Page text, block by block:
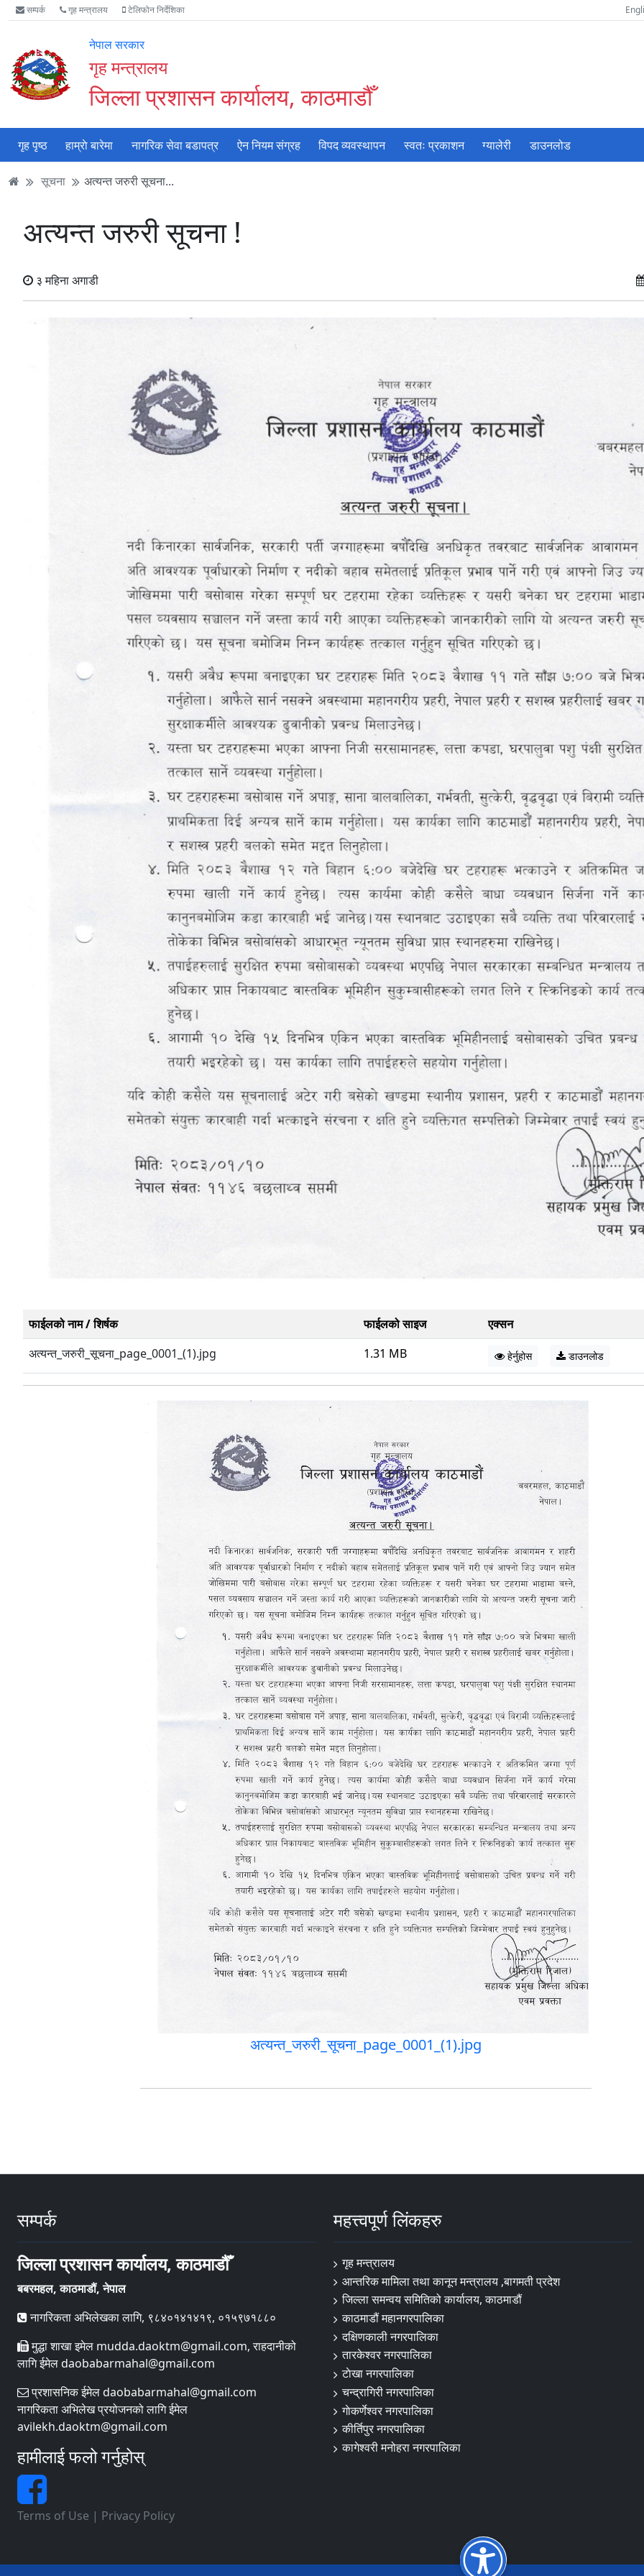
Accessibility
Mode
गर्नुहोस्
मुख्य
सामाग्री
मुख्य
नेभिगेसन
वेबसाइट
खोजमा
सम्पर्क गृह मन्त्रालय टेलिफोन निर्देशिका
नेपाल सरकार
गृह मन्त्रालय
जिल्ला प्रशासन कार्यालय, काठमाडौँ
गृह पृष्ठ हाम्राे बारेमा नागरिक सेवा बडापत्र ऐन नियम संग्रह विपद व्यवस्थापन स्वतः प्रकाशन ग्यालेरी डाउनलोड
सूचना अत्यन्त जरुरी सूचना...
अत्यन्त जरुरी सूचना !
३ महिना अगाडी
फाईलको नाम / शिर्षक फाईलको साइज
एक्सन
अत्यन्त_जरुरी_सूचना_page_0001_(1).jpg
1.31 MB हेर्नुहोस डाउनलोड
अत्यन्त_जरुरी_सूचना_page_0001_(1).jpg
सम्पर्क
जिल्ला प्रशासन कार्यालय, काठमाडौँ
बबरमहल, काठमाडौं, नेपाल
नागरिकता अभिलेखका लागि, ९८४०१४१४१९, ०१५९७१८८०
मुद्धा शाखा इमेल mudda.daoktm@gmail.com, राहदानीको
लागि ईमेल daobabarmahal@gmail.com
प्रशासनिक ईमेल daobabarmahal@gmail.com
नागरिकता अभिलेख प्रयोजनको लागि ईमेल
avilekh.daoktm@gmail.com
हामीलाई फलो गर्नुहोस्
Terms of Use | Privacy Policy
महत्त्वपूर्ण लिंकहरु
गृह मन्त्रालय
आन्तरिक मामिला तथा कानून मन्त्रालय ,बागमती प्रदेश
जिल्ला समन्वय समितिको कार्यालय, काठमाडौं
काठमाडौं महानगरपालिका
दक्षिणकाली नगरपालिका
तारकेश्वर नगरपालिका
टाेखा नगरपालिका
चन्द्रागिरी नगरपालिका
गाेकर्णेश्वर नगरपालिका
कीर्तिपुर नगरपालिका
कागेश्वरी मनोहरा नगरपालिका